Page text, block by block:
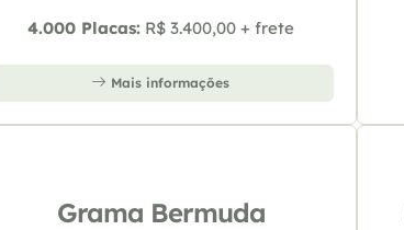
4.000 Placas: R$ 3.400,00 + frete
Mais informações
Grama Bermuda